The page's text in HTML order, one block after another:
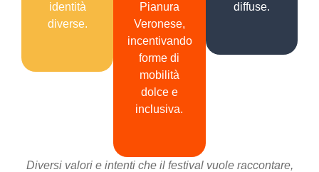
identità
diverse.
Pianura
Veronese,
incentivando
forme di
mobilità
dolce e
inclusiva.
diffuse.
Diversi valori e intenti che il festival vuole raccontare,